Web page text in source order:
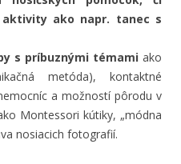
aktivity ako napr. tanec s
s príbuznými témamiako
metóda), kontaktné
a možností pôrodu v
Montessori kútiky, „módna
nosiacich fotografií.